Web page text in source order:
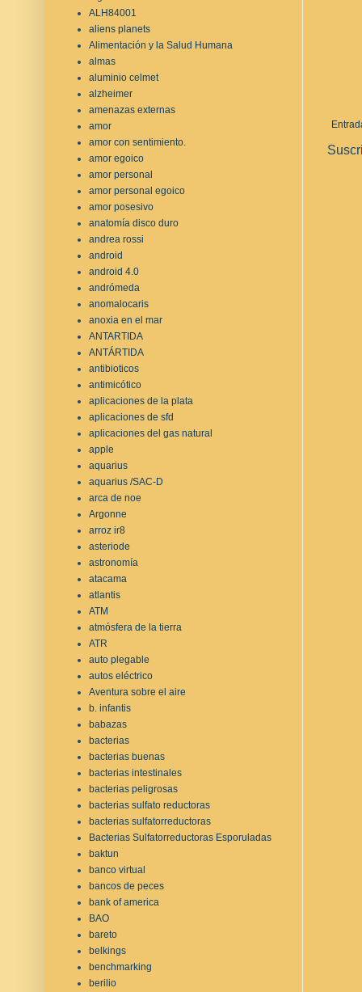
ALH84001
aliens planets
Alimentación y la Salud Humana
almas
aluminio celmet
alzheimer
amenazas externas
amor
amor con sentimiento.
amor egoico
amor personal
amor personal egoico
amor posesivo
anatomía disco duro
andrea rossi
android
android 4.0
andrómeda
anomalocaris
anoxia en el mar
ANTARTIDA
ANTÁRTIDA
antibioticos
antimicótico
aplicaciones de la plata
aplicaciones de sfd
aplicaciones del gas natural
apple
aquarius
aquarius /SAC-D
arca de noe
Argonne
arroz ir8
asteriode
astronomía
atacama
atlantis
ATM
atmósfera de la tierra
ATR
auto plegable
autos eléctrico
Aventura sobre el aire
b. infantis
babazas
bacterias
bacterias buenas
bacterias intestinales
bacterias peligrosas
bacterias sulfato reductoras
bacterias sulfatorreductoras
Bacterias Sulfatorreductoras Esporuladas
baktun
banco virtual
bancos de peces
bank of america
BAO
bareto
belkings
benchmarking
berilio